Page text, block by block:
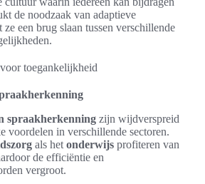
de noodzaak van adaptieve
een brug slaan tussen verschillende
spraakherkenning zijn wijdverspreid
voordelen in verschillende sectoren.
als het onderwijs profiteren van
de efficiëntie en
vergroot.